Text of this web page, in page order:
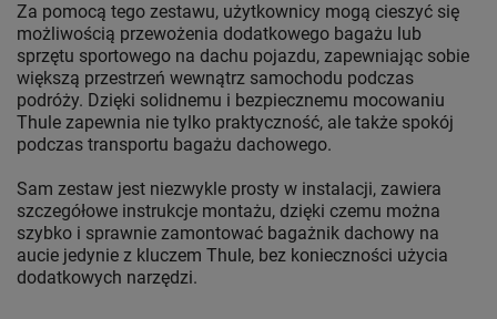
Za pomocą tego zestawu, użytkownicy mogą cieszyć się
możliwością przewożenia dodatkowego bagażu lub
sprzętu sportowego na dachu pojazdu, zapewniając sobie
większą przestrzeń wewnątrz samochodu podczas
podróży. Dzięki solidnemu i bezpiecznemu mocowaniu
Thule zapewnia nie tylko praktyczność, ale także spokój
podczas transportu bagażu dachowego.
Sam zestaw jest niezwykle prosty w instalacji, zawiera
szczegółowe instrukcje montażu, dzięki czemu można
szybko i sprawnie zamontować bagażnik dachowy na
aucie jedynie z kluczem Thule, bez konieczności użycia
dodatkowych narzędzi.